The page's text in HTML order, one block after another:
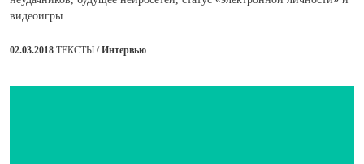
видеоигры.
02.03.2018 ТЕКСТЫ /Интервью